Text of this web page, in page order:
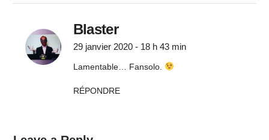
Blaster
29 janvier 2020 - 18 h 43 min
Lamentable… Fansolo.
RÉPONDRE